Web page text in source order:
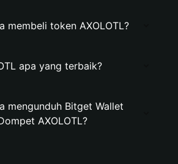
membeli token AXOLOTL?
apa yang terbaik?
mengunduh Bitget Wallet
AXOLOTL?